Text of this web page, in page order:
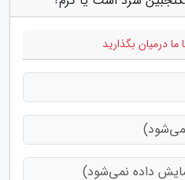
ما درمیان بگذارید